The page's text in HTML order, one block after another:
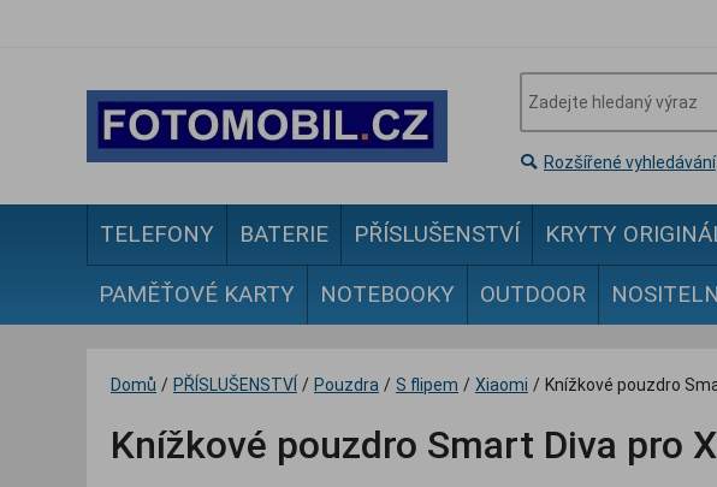
Rozšířené vyhledávání
TELEFONY BATERIE PŘÍSLUŠENSTVÍ KRYTY
PAMĚŤOVÉ KARTY NOTEBOOKY OUTDOOR
Domů / PŘÍSLUŠENSTVÍ / Pouzdra / S flipem / Xiaomi / Knížkové pouzdro
Knížkové pouzdro Smart Diva pro